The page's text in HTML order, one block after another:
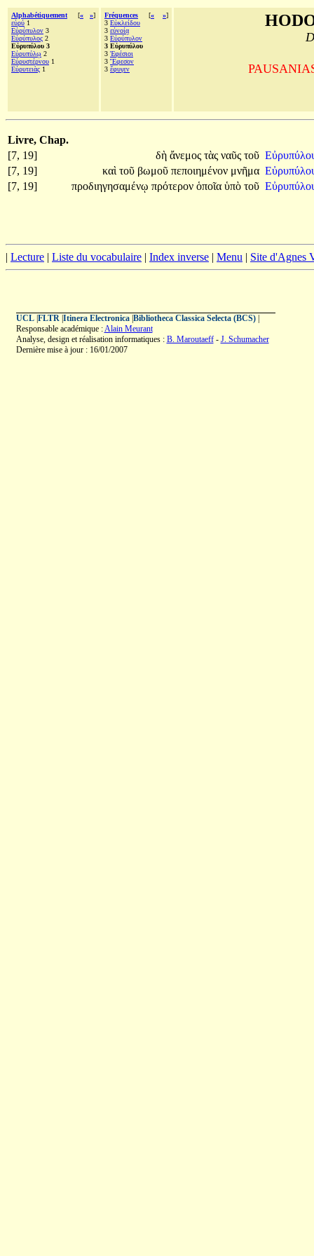
Alphabétiquement [« »]
εὐρύ 1
Εὐρύπυλον 3
Εὐρύπυλος 2
Εὐρυπύλου 3
Εὐρυπύλῳ 2
Εὐρυστέρνου 1
Εὐρυτειὰς 1
Fréquences [« »]
3 Εὐκλείδου
3 εὐνοίᾳ
3 Εὐρύπυλον
3 Εὐρυπύλου
3 Ἐφέσιοι
3 Ἔφεσον
3 ἔφυγεν
Livre, Chap.
[7, 19]
δὴ ἄνεμος τὰς ναῦς τοῦ
[7, 19]
καὶ τοῦ βωμοῦ πεποιημένον μνῆμα
[7, 19]
προδιηγησαμένῳ πρότερον ὁποῖα ὑπὸ τοῦ
| Lecture | Liste du vocabulaire | Index inverse | Menu | Site d'Agnes
UCL| FLTR| Itinera Electronica| Bibliotheca Classica Selecta (BCS)|
Responsable académique :Alain Meurant
Analyse, design et réalisation informatiques : B. Maroutaeff- J. Schumacher
Dernière mise à jour : 16/01/2007